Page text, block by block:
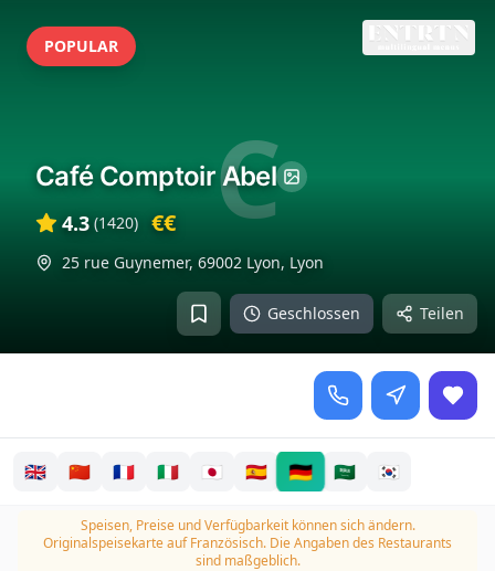
C
POPULAR
Geschlossen Teilen
Café Comptoir Abel
4.3 (1420) €€
25 rue Guynemer, 69002 Lyon, Lyon
🇬🇧 🇨🇳 🇫🇷 🇮🇹 🇯🇵 🇪🇸 🇩🇪 🇸🇦 🇰🇷
Speisen, Preise und Verfügbarkeit können sich ändern.
Originalspeisekarte auf Französisch. Die Angaben des Restaurants
sind maßgeblich.